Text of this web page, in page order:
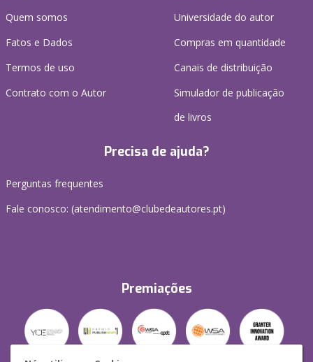
Quem somos
Fatos e Dados
Termos de uso
Contrato com o Autor
Universidade do autor
Compras em quantidade
Canais de distribuição
Simulador de publicação
de livros
Precisa de ajuda?
Perguntas frequentes
Fale conosco: (atendimento@clubedeautores.pt)
Premiações